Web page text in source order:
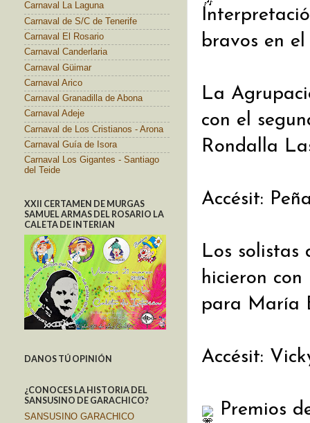
bravos en
La
con el
Rondalla
Accésit:
Los solistas
hicieron con
para María
Accésit:
Premios
Carnaval La Laguna
Carnaval de S/C de Tenerife
Carnaval El Rosario
Carnaval Canderlaria
Carnaval Güimar
Carnaval Arico
Carnaval Granadilla de Abona
Carnaval Adeje
Carnaval de Los Cristianos - Arona
Carnaval Guía de Isora
Carnaval Los Gigantes - Santiago
del Teide
XXII CERTAMEN DE MURGAS
SAMUEL ARMAS DEL ROSARIO LA
CALETA DE INTERIAN
DANOS TÚ OPINIÓN
¿CONOCES LA HISTORIA DEL
SANSUSINO DE GARACHICO?
SANSUSINO GARACHICO